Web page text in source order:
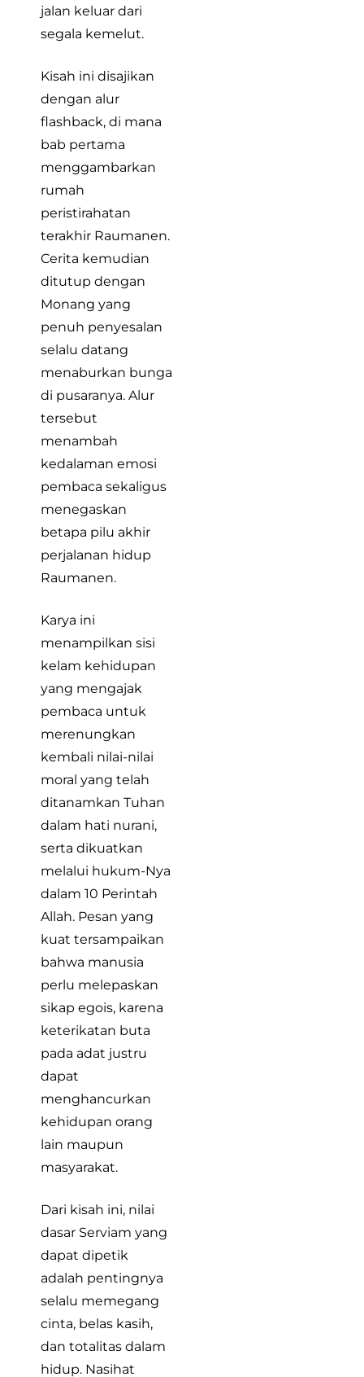
jalan keluar dari
segala kemelut.
Kisah ini disajikan
dengan alur
flashback, di mana
bab pertama
menggambarkan
rumah
peristirahatan
terakhir Raumanen.
Cerita kemudian
ditutup dengan
Monang yang
penuh penyesalan
selalu datang
menaburkan bunga
di pusaranya. Alur
tersebut
menambah
kedalaman emosi
pembaca sekaligus
menegaskan
betapa pilu akhir
perjalanan hidup
Raumanen.
Karya ini
menampilkan sisi
kelam kehidupan
yang mengajak
pembaca untuk
merenungkan
kembali nilai-nilai
moral yang telah
ditanamkan Tuhan
dalam hati nurani,
serta dikuatkan
melalui hukum-Nya
dalam 10 Perintah
Allah. Pesan yang
kuat tersampaikan
bahwa manusia
perlu melepaskan
sikap egois, karena
keterikatan buta
pada adat justru
dapat
menghancurkan
kehidupan orang
lain maupun
masyarakat.
Dari kisah ini, nilai
dasar Serviam yang
dapat dipetik
adalah pentingnya
selalu memegang
cinta, belas kasih,
dan totalitas dalam
hidup. Nasihat